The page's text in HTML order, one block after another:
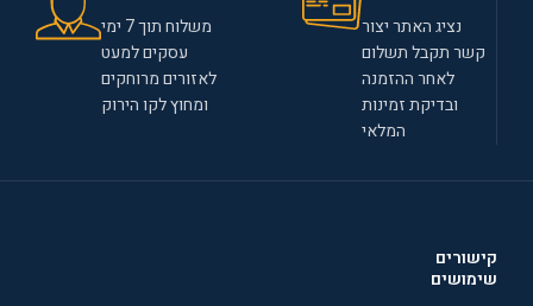
נציג האתר יצור
קשר תקבל תשלום
לאחר ההזמנה
ובדיקת זמינות
המלאי
משלוח תוך 7 ימי
עסקים למעט
לאזורים מרוחקים
ומחוץ לקו הירוק
קישורים
שימושים